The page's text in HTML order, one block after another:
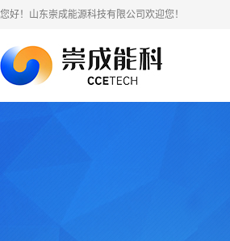
您好！山东崇成能源科技有限公司欢迎您！